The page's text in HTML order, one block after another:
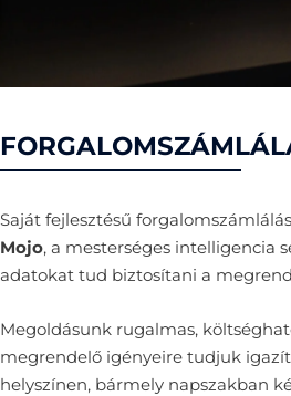
Saját fejlesztésű
Mojo, a mesterséges intelligencia
adatokat tud biztosítani a
Megoldásunk rugalmas,
megrendelő igényeire tudjuk
helyszínen, bármely napszakban